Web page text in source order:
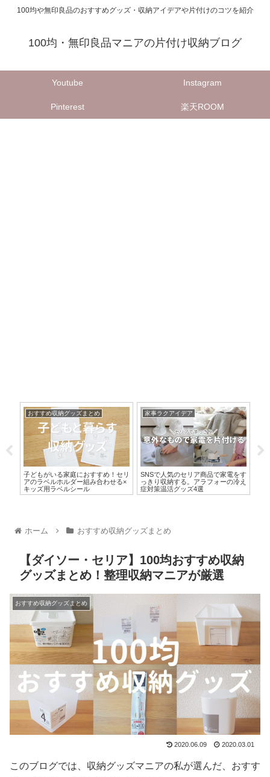
100均や無印良品のおすすめグッズ・収納アイデアや片付けのコツを紹介
100均・無印良品マニアの片付け収納ブログ
Youtube Instagram
Pinterest 楽天ROOM
おすすめ収納グッズまとめ
子どもがいる家庭におすすめ！セリ
アのラベルホルダー組み合わせる×
キッズ用ラベルシール
家事ラクアイデア
SNSで人気のセリア商品で家電をす
っきり収納する。アラフォーの冷え
症対策温活グッズ4選
ホーム おすすめ収納グッズまとめ
【ダイソー・セリア】100均おすすめ収納
グッズまとめ！整理収納マニアが厳選
おすすめ収納グッズまとめ
2020.06.09 2020.03.01
このブログでは、収納グッズマニアの私が選んだ、おすす